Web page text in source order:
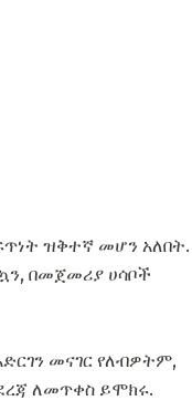
ዝቅተኛ መሆን አለበት.
በመጀመሪያ ሀሳቦች
መናገር የለብዎትም,
ለመጥቀስ ይሞክሩ.